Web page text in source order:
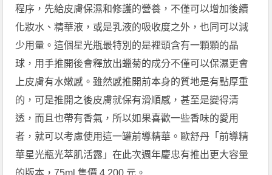
程序，先給皮膚保濕和修護的營養，不僅可以增加後續
化妝水、精華液，或是乳液的吸收度之外，也同可以減
少用量。這個星光瓶最特別的是裡頭含有一顆顆的晶
球，用手推開後會釋放出蠟菊的成分不僅可以保濕更會
上皮膚有水嫩感。雖然感推開前本身的質地是有點厚重
的，可是推開之後皮膚就保有滑順感，甚至是變得清
透，而且也帶有香氣，所以如果喜歡一些香味的愛用
者，就可以考慮使用這一罐前導精華。歐舒丹「前導精
華星光瓶光萃肌活露」在此次週年慶忠有推出更大容量
的版本，75ml 售價 4,200 元。